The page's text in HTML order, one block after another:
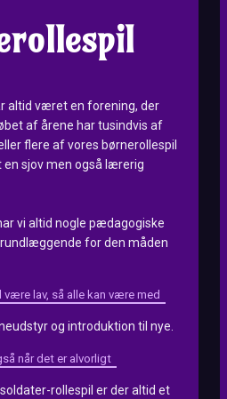
altid været en forening, der
af årene har tusindvis af
flere af vores børnerollespil
sjov men også lærerig
vi altid nogle pædagogiske
for den måden
lav, så alle kan være med
og introduktion til nye.
når det er alvorligt
rollespil er der altid et